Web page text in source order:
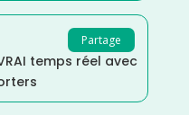
Partage
temps réel avec